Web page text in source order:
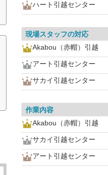
ハート引越センター
現場スタッフの対応
Akabou（赤帽）引越
アート引越センター
サカイ引越センター
作業内容
Akabou（赤帽）引越
サカイ引越センター
アート引越センター